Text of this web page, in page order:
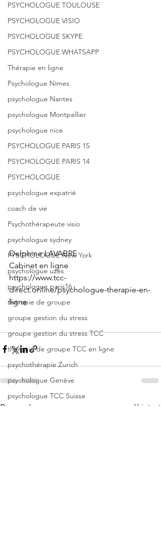
PSYCHOLOGUE TOULOUSE
PSYCHOLOGUE VISIO
PSYCHOLOGUE SKYPE
PSYCHOLOGUE WHATSAPP
Thérapie en ligne
Psychologue Nimes
psychologue Nantes
psychologue Montpellier
psychologue nice
PSYCHOLOGUE PARIS 15
PSYCHOLOGUE PARIS 14
PSYCHOLOGUE
psychologue expatrié
coach de vie
Psychothérapeute visio
psychologue sydney
PYSCHOLOGUE New York
psychologue uzes
psychologue paris16
thérapie de groupe
groupe gestion du stress
groupe gestion du stress TCC
thérapie de groupe TCC en ligne
psychothérapie Zurich
psychologue Genève
psychologue TCC Suisse
Delphine LAVABRE
Cabinet en ligne
https://www.tcc-
direct.online/psychologue-therapie-en-
ligne
Posts récents Voir tout